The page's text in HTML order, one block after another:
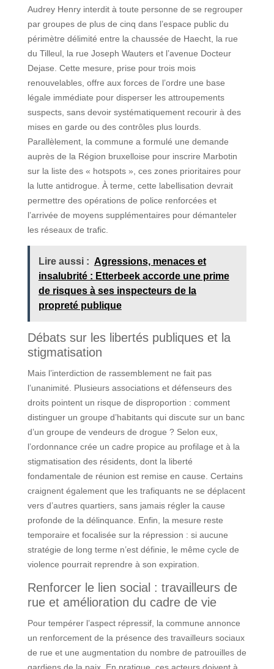
Audrey Henry interdit à toute personne de se regrouper
par groupes de plus de cinq dans l’espace public du
périmètre délimité entre la chaussée de Haecht, la rue
du Tilleul, la rue Joseph Wauters et l’avenue Docteur
Dejase. Cette mesure, prise pour trois mois
renouvelables, offre aux forces de l’ordre une base
légale immédiate pour disperser les attroupements
suspects, sans devoir systématiquement recourir à des
mises en garde ou des contrôles plus lourds.
Parallèlement, la commune a formulé une demande
auprès de la Région bruxelloise pour inscrire Marbotin
sur la liste des « hotspots », ces zones prioritaires pour
la lutte antidrogue. À terme, cette labellisation devrait
permettre des opérations de police renforcées et
l’arrivée de moyens supplémentaires pour démanteler
les réseaux de trafic.
Lire aussi : Agressions, menaces et
insalubrité : Etterbeek accorde une prime
de risques à ses inspecteurs de la
propreté publique
Débats sur les libertés publiques et la
stigmatisation
Mais l’interdiction de rassemblement ne fait pas
l’unanimité. Plusieurs associations et défenseurs des
droits pointent un risque de disproportion : comment
distinguer un groupe d’habitants qui discute sur un banc
d’un groupe de vendeurs de drogue ? Selon eux,
l’ordonnance crée un cadre propice au profilage et à la
stigmatisation des résidents, dont la liberté
fondamentale de réunion est remise en cause. Certains
craignent également que les trafiquants ne se déplacent
vers d’autres quartiers, sans jamais régler la cause
profonde de la délinquance. Enfin, la mesure reste
temporaire et focalisée sur la répression : si aucune
stratégie de long terme n’est définie, le même cycle de
violence pourrait reprendre à son expiration.
Renforcer le lien social : travailleurs de
rue et amélioration du cadre de vie
Pour tempérer l’aspect répressif, la commune annonce
un renforcement de la présence des travailleurs sociaux
de rue et une augmentation du nombre de patrouilles de
gardiens de la paix. En pratique, ces acteurs doivent à